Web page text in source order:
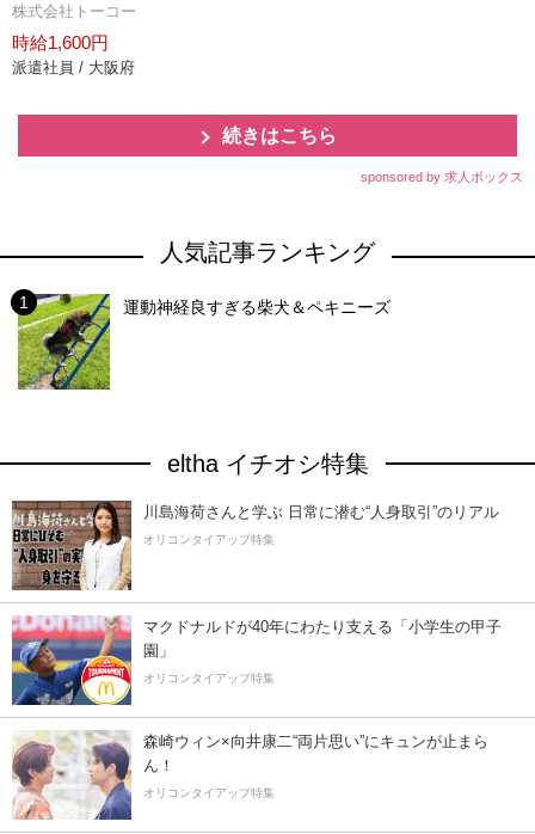
株式会社トーコー
時給1,600円
派遣社員 / 大阪府
続きはこちら
sponsored by 求人ボックス
人気記事ランキング
運動神経良すぎる柴犬＆ペキニーズ
eltha イチオシ特集
川島海荷さんと学ぶ 日常に潜む“人身取引”のリアル
オリコンタイアップ特集
マクドナルドが40年にわたり支える「小学生の甲子
園」
オリコンタイアップ特集
森崎ウィン×向井康二“両片思い”にキュンが止まら
ん！
オリコンタイアップ特集